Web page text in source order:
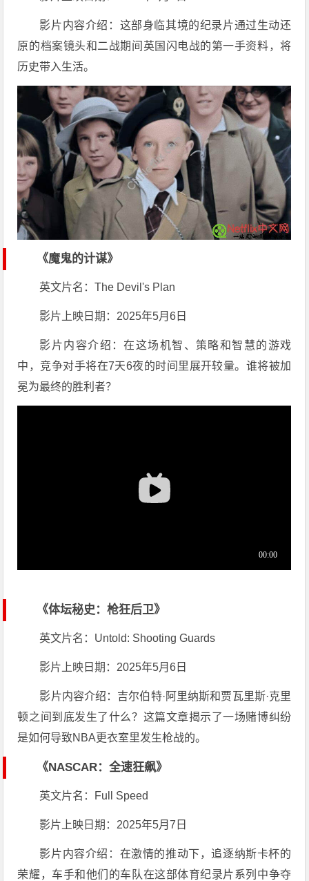
影片内容介绍：这部身临其境的纪录片通过生动还
原的档案镜头和二战期间英国闪电战的第一手资料，将
历史带入生活。
《魔鬼的计谋》
英文片名：The Devil's Plan
影片上映日期：2025年5月6日
影片内容介绍：在这场机智、策略和智慧的游戏
中，竞争对手将在7天6夜的时间里展开较量。谁将被加
冕为最终的胜利者？
《体坛秘史：枪狂后卫》
英文片名：Untold: Shooting Guards
影片上映日期：2025年5月6日
影片内容介绍：吉尔伯特·阿里纳斯和贾瓦里斯·克里
顿之间到底发生了什么？这篇文章揭示了一场赌博纠纷
是如何导致NBA更衣室里发生枪战的。
《NASCAR：全速狂飙》
英文片名：Full Speed
影片上映日期：2025年5月7日
影片内容介绍：在激情的推动下，追逐纳斯卡杯的
荣耀，车手和他们的车队在这部体育纪录片系列中争夺